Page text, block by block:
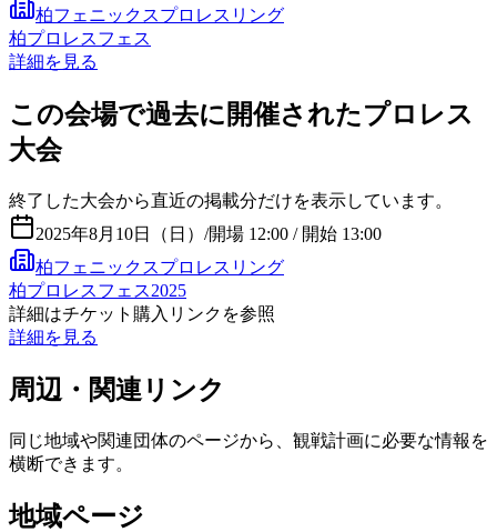
柏フェニックスプロレスリング
柏プロレスフェス
詳細を見る
この会場で過去に開催されたプロレス
大会
終了した大会から直近の掲載分だけを表示しています。
2025年8月10日（日） /開場 12:00 / 開始 13:00
柏フェニックスプロレスリング
柏プロレスフェス2025
詳細はチケット購入リンクを参照
詳細を見る
周辺・関連リンク
同じ地域や関連団体のページから、観戦計画に必要な情報を
横断できます。
地域ページ